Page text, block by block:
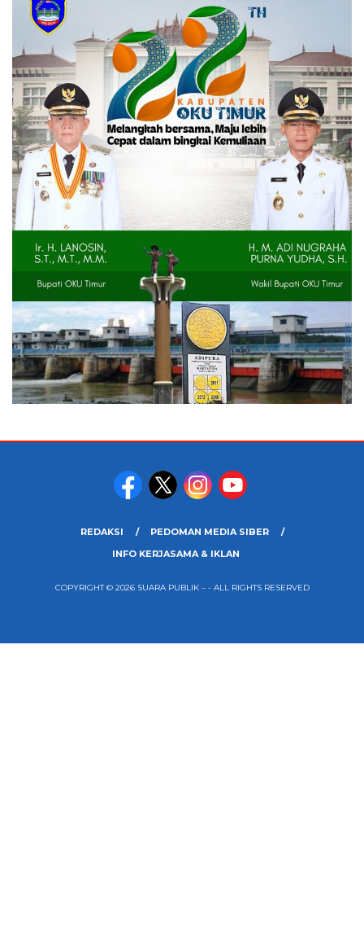
REDAKSI
PEDOMAN MEDIA SIBER
INFO KERJASAMA & IKLAN
COPYRIGHT © 2026 SUARA PUBLIK – - ALL RIGHTS RESERVED